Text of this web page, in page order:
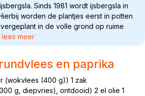
Sinds 1981 wordt ijsbergsla in
worden de plantjes eerst in potten
in de volle grond op ruime
lees meer
en paprika
(wokvlees (400 g)) 1 zak
g, diepvries), ontdooid) 2 el olie 1